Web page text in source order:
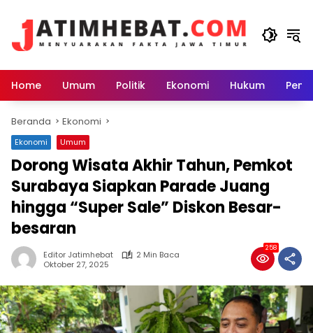
Home Umum Politik Ekonomi Hukum
Beranda Ekonomi
Ekonomi Umum
Dorong Wisata Akhir Tahun, Pemkot
Surabaya Siapkan Parade Juang
hingga “Super Sale” Diskon Besar-
besaran
Editor Jatimhebat
2 Min Baca
Oktober 27, 2025
258